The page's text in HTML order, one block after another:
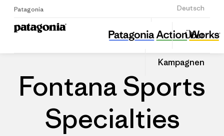
Patagonia Deutsch
Anmelden
Über
Kampagnen
Fontana Sports Specialties
Diesen
Beitrag
Auf
teilen
Fontana Sports
Specialties